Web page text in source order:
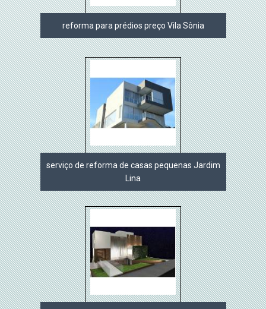
reforma para prédios preço Vila Sônia
serviço de reforma de casas pequenas Jardim
Lina